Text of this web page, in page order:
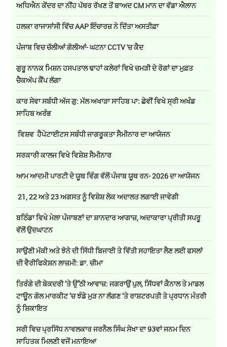
ਅਧਿਐਨ ਕੇਂਦਰ ਦਾ ਨੀਂਹ ਪੱਥਰ ਰੱਖਣ ਤੋਂ ਬਾਅਦ CM ਮਾਨ ਦਾ ਵੱਡਾ ਐਲਾਨ
ਹਲਕਾ ਰਾਜਾਸਾਂਸੀ ਵਿੱਚ AAP ਇੰਚਾਰਜ਼ ਨੇ ਦਿੱਤਾ ਅਸਤੀਫ਼ਾ
ਪੰਜਾਬ ਵਿਚ ਚੱਲੀਆਂ ਗੋਲੀਆਂ- ਘਟਨਾ CCTV 'ਚ ਕੈਦ
ਗੁਰੂ ਨਾਨਕ ਮਿਸ਼ਨ ਹਸਪਤਾਲ ਢਾਹਾਂ ਕਲੇਰਾਂ ਵਿਖੇ ਚਮੜੀ ਦੇ ਰੋਗਾਂ ਦਾ ਮੁਫ਼ਤ
ਚੈਕਅੱਪ ਕੈਂਪ ਲੱਗਾ
ਕਾਰ ਸੇਵਾ ਸਬੰਧੀ ਅੱਜ ਗੁ: ਮੱਲ ਅਖਾੜਾ ਸਾਹਿਬ ਪਾ: ਛੇਵੀਂ ਵਿਖੇ ਸ੍ਰੀ ਅਖੰਡ
ਸਾਹਿਬ ਅਰੰਭ
ਵਿਸ਼ਵ ਹੈਪੇਟਾਈਟਸ ਸਬੰਧੀ ਜਾਗਰੂਕਤਾ ਸੈਮੀਨਾਰ ਦਾ ਆਯੋਜਨ
ਸਰਕਾਰੀ ਕਾਲਜ ਵਿਖੇ ਵਿਸ਼ੇਸ਼ ਸੈਮੀਨਾਰ
ਆਮ ਆਦਮੀ ਪਾਰਟੀ ਦੇ ਯੂਥ ਵਿੰਗ ਵੱਲੋਂ ਪੰਜਾਬ ਯੂਥ ਰਨ- 2026 ਦਾ ਆਯੋਜਨ
21, 22 ਅਤੇ 23 ਅਗਸਤ ਨੂੰ ਵਿਸ਼ੇਸ਼ ਲੋਕ ਅਦਾਲਤ ਲਗਾਈ ਜਾਵੇਗੀ
ਬਠਿੰਡਾ ਵਿਖੇ ਮੇਲਾ ਪੰਜਾਬਣਾਂ ਦਾ ਸ਼ਾਨਦਾਰ ਆਗਾਜ਼, ਅਦਾਕਾਰਾ ਪ੍ਰੀਤੀ ਸਪਰੂ
ਵੱਲੋਂ ਉਦਘਾਟਨ
ਸਾਉਣੀ ਮੱਕੀ ਅਤੇ ਝੋਨੇ ਦੀ ਸਿੱਧੀ ਬਿਜਾਈ ਤੇ ਵਿੱਤੀ ਸਹਾਇਤਾ ਲੈਣ ਲਈ ਫਸਲਾਂ
ਦੀ ਵੈਰੀਫਿਕੇਸ਼ਨ ਲਾਜ਼ਮੀ: ਡਾ. ਚੀਮਾ
ਤਿਰੰਗੇ ਦੀ ਬੇਕਦਰੀ ’ਤੇ ਉੱਠੀ ਆਵਾਜ਼: ਜਗਰਾਉਂ ਪੁਲ, ਸਿੱਧਵਾਂ ਕੈਨਾਲ ਤੇ ਮਾਡਲ
ਟਾਊਨ ਗੋਲ ਮਾਰਕੀਟ ’ਚ ਝੰਡੇ ਮੁੜ ਨਾ ਲੱਗਣ ’ਤੇ ਰਾਸ਼ਟਰਪਤੀ ਤੇ ਪ੍ਰਧਾਨ ਮੰਤਰੀ
ਨੂੰ ਸ਼ਿਕਾਇਤ
ਸਰੀ ਵਿਚ ਪ੍ਰਸਿੱਧ ਨਾਵਲਕਾਰ ਜਰਨੈਲ ਸਿੰਘ ਸੇਖਾ ਦਾ 93ਵਾਂ ਜਨਮ ਦਿਨ
ਸਾਹਿਤਕ ਮਿਲਣੀ ਵਜੋਂ ਮਨਾਇਆ